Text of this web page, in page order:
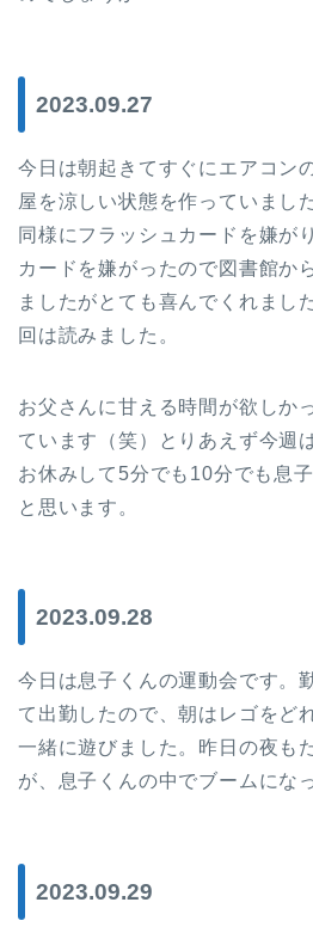
2023.09.27
今日は朝起きてすぐにエアコン
屋を涼しい状態を作っていまし
同様にフラッシュカードを嫌が
カードを嫌がったので図書館か
ましたがとても喜んでくれまし
回は読みました。
お父さんに甘える時間が欲しか
ています（笑）とりあえず今週
お休みして5分でも10分でも息
と思います。
2023.09.28
今日は息子くんの運動会です。
て出勤したので、朝はレゴをど
一緒に遊びました。昨日の夜も
が、息子くんの中でブームにな
2023.09.29